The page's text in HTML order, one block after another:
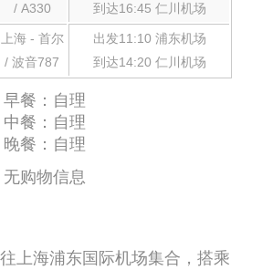
/ A330
到达16:45 仁川机场
上海 - 首尔
/ 波音787
出发11:10 浦东机场
到达14:20 仁川机场
早餐：自理
中餐：自理
晚餐：自理
无购物信息
上海浦东国际机场集合，搭乘